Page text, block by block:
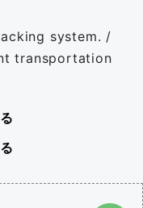
system. /
transportation